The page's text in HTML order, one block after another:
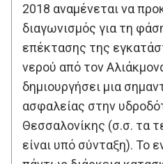
2018 αναμένεται να
διαγωνισμός για τη
επέκτασης της
νερού από τον
δημιουργήσει μια
ασφαλείας στην
Θεσσαλονίκης (σ.σ. τα
είναι υπό σύνταξη). Το